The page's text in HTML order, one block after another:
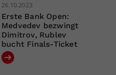
26.10.2023
Erste Bank Open:
Medvedev bezwingt
Dimitrov, Rublev
bucht Finals-Ticket